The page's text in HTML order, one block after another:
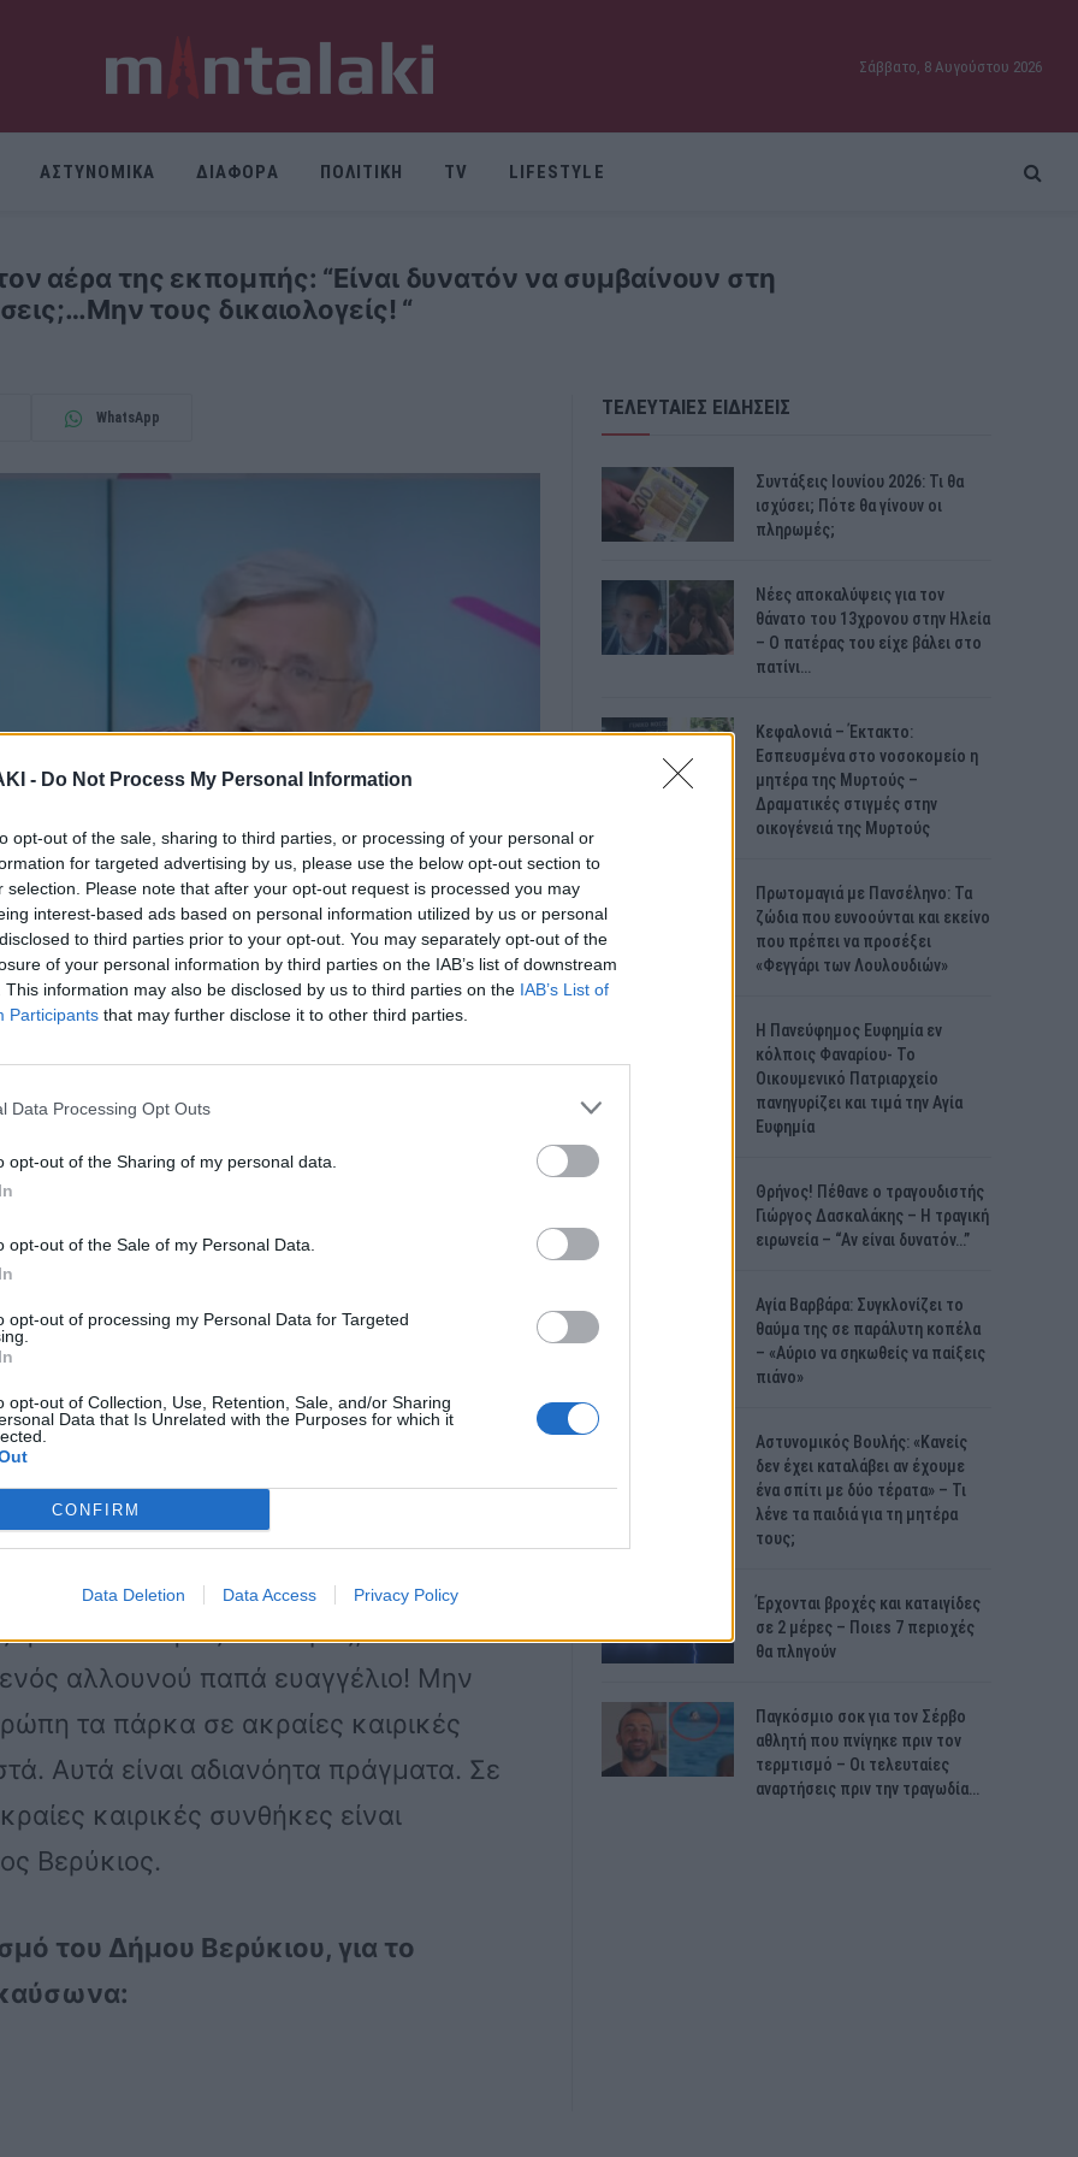
- Do Not Process My Personal Information
opt-out of the sale, sharing to third parties, or processing of your personal or
for targeted advertising by us, please use the below opt-out section to
selection. Please note that after your opt-out request is processed you may
interest-based ads based on personal information utilized by us or personal
to third parties prior to your opt-out. You may separately opt-out of the
of your personal information by third parties on the IAB’s list of downstream
This information may also be disclosed by us to third parties on the IAB’s List of
Participants that may further disclose it to other third parties.
Data Processing Opt Outs
opt-out of the Sharing of my personal data.
opt-out of the Sale of my Personal Data.
opt-out of processing my Personal Data for Targeted
opt-out of Collection, Use, Retention, Sale, and/or Sharing
Data that Is Unrelated with the Purposes for which it
CONFIRM
Data Deletion Data Access Privacy Policy
Σάββατο, 8 Αυγούστου 2026
ΑΣΤΥΝΟΜΙΚΑ ΔΙΑΦΟΡΑ ΠΟΛΙΤΙΚΗ TV LIFESTYLE
αέρα της εκπομπής: “Είναι δυνατόν να συμβαίνουν στη
τους δικαιολογείς! “
WhatsApp
στην εκπομπή “Alpha Τώρα” ο
Περιφέρειας Αττικής να κλείσει
του Άρεως, ο Λόφος Φινοπούλου
καύσωνα που επελαύνει στη χώρα
χώρα μας τέτοιου είδους
στον καύσωνα; Μα αυτά δεν
το πάρκο για να και είναι το
στις καιρικές συνθήκες τις ακραίες,
οι κατάλληλες υποδομές, ώστε να
ενός αλλουνού παπά ευαγγέλιο! Μην
τα πάρκα σε ακραίες καιρικές
Αυτά είναι αδιανόητα πράγματα. Σε
καιρικές συνθήκες είναι
Βερύκιος.
του Δήμου Βερύκιου, για το
ΤΕΛΕΥΤΑΙΕΣ ΕΙΔΗΣΕΙΣ
Συντάξεις Ιουνίου 2026: Τι θα
ισχύσει; Πότε θα γίνουν οι
πληρωμές;
Νέες αποκαλύψεις για τον
θάνατο του 13χρονου στην Ηλεία
– Ο πατέρας του είχε βάλει στο
πατίνι…
Κεφαλονιά – Έκτακτο:
Εσπευσμένα στο νοσοκομείο η
μητέρα της Μυρτούς –
Δραματικές στιγμές στην
οικογένειά της Μυρτούς
Πρωτομαγιά με Πανσέληνο: Τα
ζώδια που ευνοούνται και εκείνο
που πρέπει να προσέξει
«Φεγγάρι των Λουλουδιών»
H Πανεύφημος Ευφημία εν
κόλποις Φαναρίου- Το
Οικουμενικό Πατριαρχείο
πανηγυρίζει και τιμά την Αγία
Ευφημία
Θρήνος! Πέθανε ο τραγουδιστής
Γιώργος Δασκαλάκης – Η τραγική
ειρωνεία – “Αν είναι δυνατόν…”
Αγία Βαρβάρα: Συγκλονίζει το
θαύμα της σε παράλυτη κοπέλα
– «Αύριο να σηκωθείς να παίξεις
πιάνο»
Αστυνομικός Bουλής: «Κανείς
δεν έχει καταλάβει αν έχουμε
ένα σπίτι με δύο τέρατα» – Τι
λένε τα παιδιά για τη μητέρα
τους;
Έρχονται βροχές και κατaιγίδες
σε 2 μέpες – Ποιεs 7 πεpιοχές
θα πλnγούν
Παγκόσμιο σοκ για τον Σέρβο
αθλητή που πνίγηκε πριν τον
τερμτισμό – Οι τελευταίες
αναρτήσεις πριν την τραγωδία…